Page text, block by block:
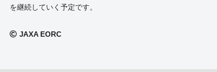
を継続していく予定です。
JAXA EORC